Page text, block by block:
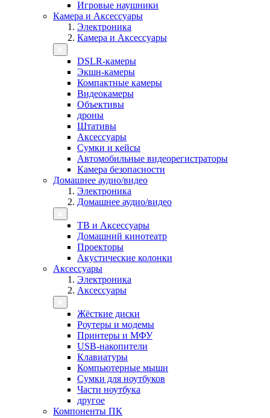
Игровые наушники
Камера и Аксессуары
Электроника
Камера и Аксессуары
DSLR-камеры
Экшн-камеры
Компактные камеры
Видеокамеры
Объективы
дроны
Штативы
Аксессуары
Сумки и кейсы
Автомобильные видеорегистраторы
Камера безопасности
Домашнее аудио/видео
Электроника
Домашнее аудио/видео
ТВ и Аксессуары
Домашний кинотеатр
Проекторы
Акустические колонки
Аксессуары
Электроника
Аксессуары
Жёсткие диски
Роутеры и модемы
Принтеры и МФУ
USB-накопители
Клавиатуры
Компьютерные мыши
Сумки для ноутбуков
Части ноутбука
другое
Компоненты ПК